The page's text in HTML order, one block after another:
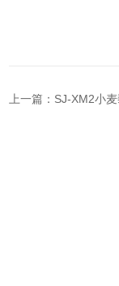
上一篇： SJ-XM2小